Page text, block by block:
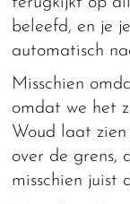
beleefd, en je
automatisch
Misschien
omdat we het
Woud laat
over de grens,
misschien juist